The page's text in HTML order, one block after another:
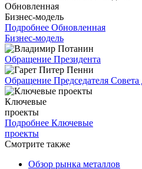
Обновленная
Бизнес-модель
Подробнее Обновленная
Бизнес-модель
Обращение Президента
Обращение Председателя Совета
Ключевые
проекты
Подробнее Ключевые
проекты
Смотрите также
Обзор рынка металлов